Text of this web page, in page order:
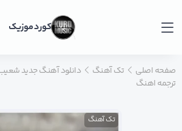
کورد موزیک
صفحه اصلی تک آهنگ
دانلود آهنگ جدید
ترجمه اهنگ
تک آهنگ